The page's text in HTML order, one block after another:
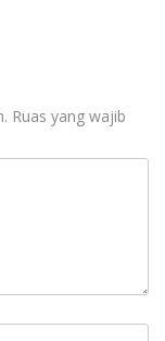
Ruas yang wajib